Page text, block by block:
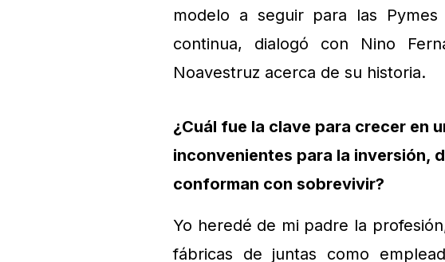
modelo a seguir para las
continua, dialogó con Nino
Noavestruz acerca de su historia.
¿Cuál fue la clave para crecer en
inconvenientes para la inversión,
conforman con sobrevivir?
Yo heredé de mi padre la
fábricas de juntas como